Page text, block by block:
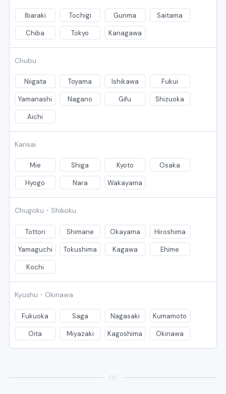
Ibaraki Tochigi Gunma Saitama
Chiba Tokyo Kanagawa
Chubu
Niigata Toyama Ishikawa Fukui
Yamanashi Nagano Gifu Shizuoka
Aichi
Kansai
Mie Shiga Kyoto Osaka
Hyogo Nara Wakayama
Chugoku・Shikoku
Tottori Shimane Okayama Hiroshima
Yamaguchi Tokushima Kagawa Ehime
Kochi
Kyushu・Okinawa
Fukuoka Saga Nagasaki Kumamoto
Oita Miyazaki Kagoshima Okinawa
or